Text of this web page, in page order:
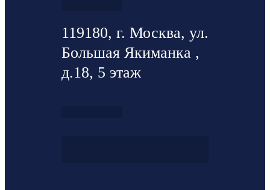
119180, г. Москва, ул.
Большая Якиманка ,
д.18, 5 этаж